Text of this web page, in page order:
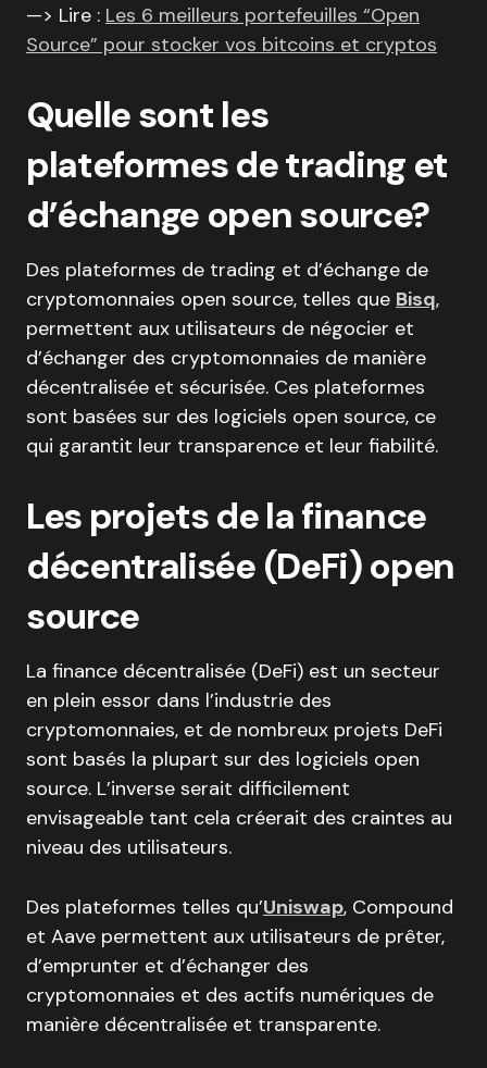
—> Lire : Les 6 meilleurs portefeuilles “Open
Source” pour stocker vos bitcoins et cryptos
Quelle sont les
plateformes de trading et
d’échange open source?
Des plateformes de trading et d’échange de
cryptomonnaies open source, telles que Bisq,
permettent aux utilisateurs de négocier et
d’échanger des cryptomonnaies de manière
décentralisée et sécurisée. Ces plateformes
sont basées sur des logiciels open source, ce
qui garantit leur transparence et leur fiabilité.
Les projets de la finance
décentralisée (DeFi) open
source
La finance décentralisée (DeFi) est un secteur
en plein essor dans l’industrie des
cryptomonnaies, et de nombreux projets DeFi
sont basés la plupart sur des logiciels open
source. L’inverse serait difficilement
envisageable tant cela créerait des craintes au
niveau des utilisateurs.
Des plateformes telles qu’Uniswap, Compound
et Aave permettent aux utilisateurs de prêter,
d’emprunter et d’échanger des
cryptomonnaies et des actifs numériques de
manière décentralisée et transparente.